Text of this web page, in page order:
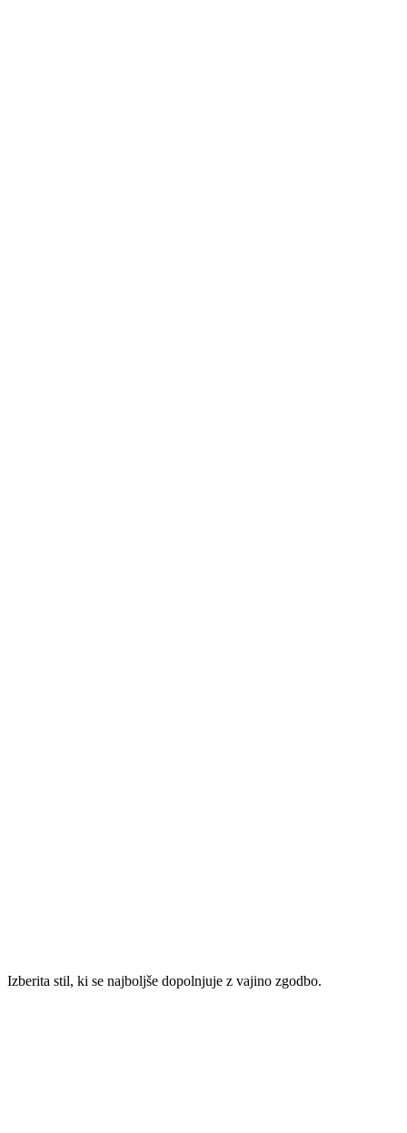
Izberita stil, ki se najboljše dopolnjuje z vajino zgodbo.